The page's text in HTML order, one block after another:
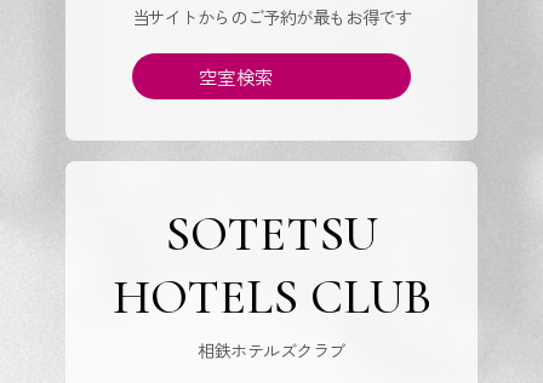
当サイトからのご予約が最もお得です
空室検索
SOTETSU
HOTELS CLUB
相鉄ホテルズクラブ